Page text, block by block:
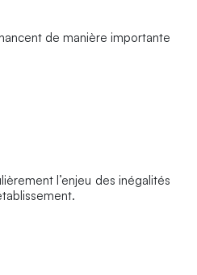
de manière importante
l’enjeu des inégalités